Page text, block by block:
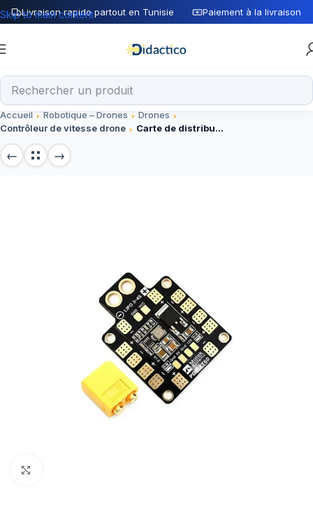
Livraison rapide partout en Tunisie Paiement à la livraison
Skip to main content
Accueil Robotique – Drones
Drones
Contrôleur de vitesse drone
Carte de distribution vol PCB XT60